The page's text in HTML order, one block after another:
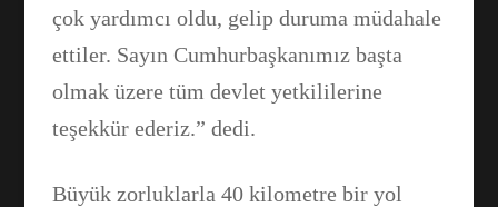
çok yardımcı oldu, gelip duruma müdahale
ettiler. Sayın Cumhurbaşkanımız başta
olmak üzere tüm devlet yetkililerine
teşekkür ederiz.” dedi.
Büyük zorluklarla 40 kilometre bir yol